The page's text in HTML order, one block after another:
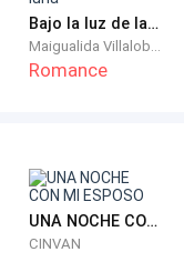
Bajo la luz de la luna
Maigualida Villalobos
Romance
UNA NOCHE CON MI ESPOSO
CINVAN